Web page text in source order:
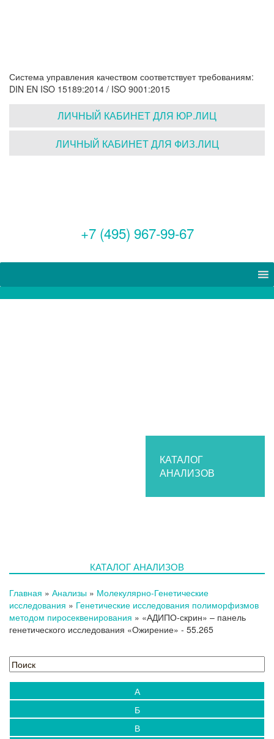
Система управления качеством соответствует требованиям:
DIN EN ISO 15189:2014 / ISO 9001:2015
ЛИЧНЫЙ КАБИНЕТ ДЛЯ ЮР.ЛИЦ
ЛИЧНЫЙ КАБИНЕТ ДЛЯ ФИЗ.ЛИЦ
+7 (495) 967-99-67
КАТАЛОГ
АНАЛИЗОВ
КАТАЛОГ АНАЛИЗОВ
Главная » Анализы » Молекулярно-Генетические
исследования » Генетические исследования полиморфизмов
методом пиросеквенирования » «АДИПО-скрин» – панель
генетического исследования «Ожирение» - 55.265
А
Б
В